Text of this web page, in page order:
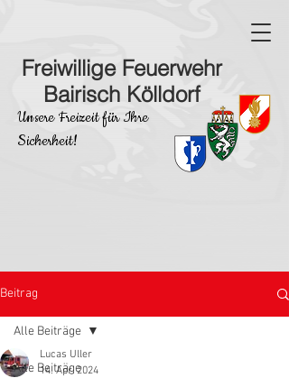
Freiwillige Feuerwehr
Bairisch Kölldorf
Unsere Freizeit für Ihre
Sicherheit!
Beitrag
Alle Beiträge
Alle Beiträge
Lucas Uller
14. Apr. 2024